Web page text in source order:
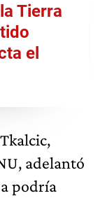
Tierra
el
adelantó
podría